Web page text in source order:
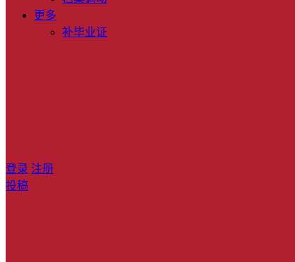
更多
补毕业证
登录 注册
投稿